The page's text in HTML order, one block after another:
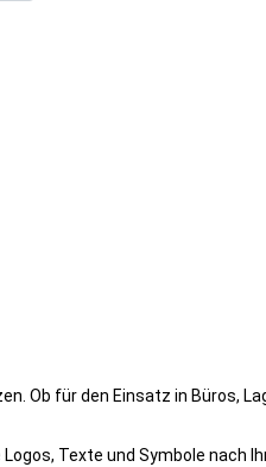
Ob für den Einsatz in Büros,
Texte und Symbole nach